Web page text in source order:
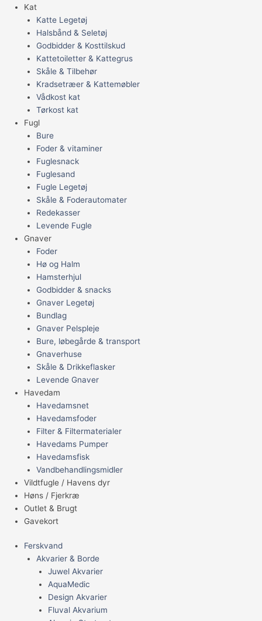
Kat
Katte Legetøj
Halsbånd & Seletøj
Godbidder & Kosttilskud
Kattetoiletter & Kattegrus
Skåle & Tilbehør
Kradsetræer & Kattemøbler
Vådkost kat
Tørkost kat
Fugl
Bure
Foder & vitaminer
Fuglesnack
Fuglesand
Fugle Legetøj
Skåle & Foderautomater
Redekasser
Levende Fugle
Gnaver
Foder
Hø og Halm
Hamsterhjul
Godbidder & snacks
Gnaver Legetøj
Bundlag
Gnaver Pelspleje
Bure, løbegårde & transport
Gnaverhuse
Skåle & Drikkeflasker
Levende Gnaver
Havedam
Havedamsnet
Havedamsfoder
Filter & Filtermaterialer
Havedams Pumper
Havedamsfisk
Vandbehandlingsmidler
Vildtfugle / Havens dyr
Høns / Fjerkræ
Outlet & Brugt
Gavekort
Ferskvand
Akvarier & Borde
Juwel Akvarier
AquaMedic
Design Akvarier
Fluval Akvarium